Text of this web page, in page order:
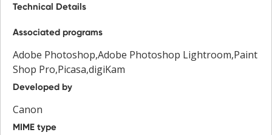
Technical Details
Associated programs
Adobe Photoshop,Adobe Photoshop Lightroom,Paint
Shop Pro,Picasa,digiKam
Developed by
Canon
MIME type